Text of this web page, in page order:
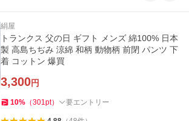
絹屋
トランクス 父の日 ギフト メンズ 綿100% 日本
製 高島ちぢみ 涼綿 和柄 動物柄 前閉 パンツ 下
着 コットン 爆買
3,300円
10% （301pt） 要エントリー